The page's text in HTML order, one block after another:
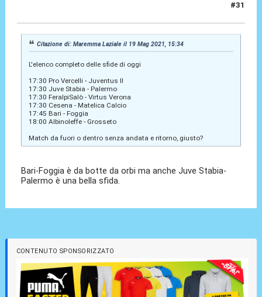
#31
Citazione di: Maremma Laziale il 19 Mag 2021, 15:34
L'elenco completo delle sfide di oggi
17:30 Pro Vercelli - Juventus II
17:30 Juve Stabia - Palermo
17:30 FeralpiSalò - Virtus Verona
17:30 Cesena - Matelica Calcio
17:45 Bari - Foggia
18:00 Albinoleffe - Grosseto
Match da fuori o dentro senza andata e ritorno, giusto?
Bari-Foggia è da botte da orbi ma anche Juve Stabia-
Palermo è una bella sfida.
CONTENUTO SPONSORIZZATO